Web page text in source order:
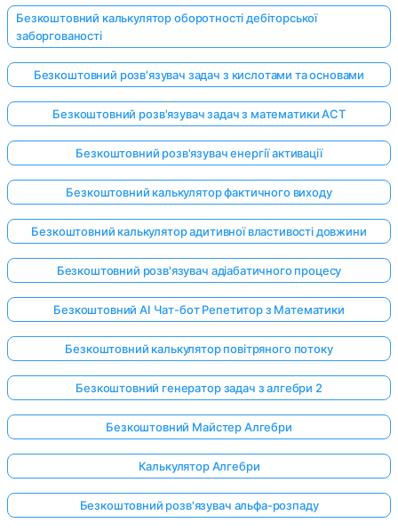
Безкоштовний калькулятор оборотності дебіторської
заборгованості
Безкоштовний розв'язувач задач з кислотами та основами
Безкоштовний розв'язувач задач з математики ACT
Безкоштовний розв'язувач енергії активації
Безкоштовний калькулятор фактичного виходу
Безкоштовний калькулятор адитивної властивості довжини
Безкоштовний розв'язувач адіабатичного процесу
Безкоштовний AI Чат-бот Репетитор з Математики
Безкоштовний калькулятор повітряного потоку
Безкоштовний генератор задач з алгебри 2
Безкоштовний Майстер Алгебри
Калькулятор Алгебри
Безкоштовний розв'язувач альфа-розпаду